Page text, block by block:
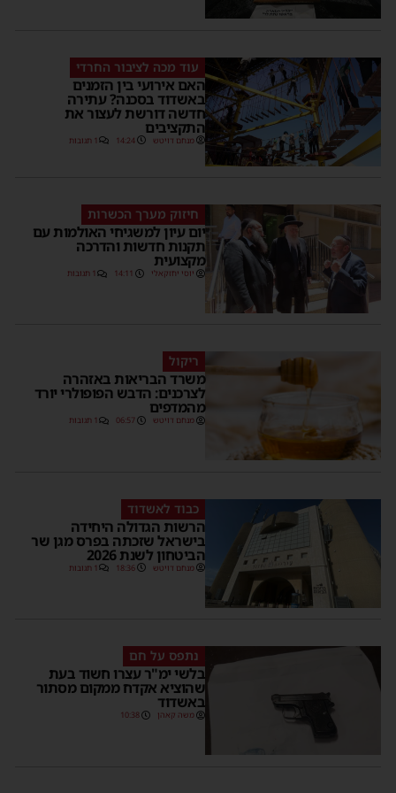
עוד מכה לציבור החרדי
האם אירועי בין הזמנים
באשדוד בסכנה? עתירה
חדשה דורשת לעצור את
התקציבים
מנחם דויטש 14:24 1 תגובות
חיזוק מערך הכשרות
יום עיון למשגיחי האולמות עם
תקנות חדשות והדרכה
מקצועית
יוסי יחזקאלי 14:11 1 תגובות
ריקול
משרד הבריאות באזהרה
לצרכנים: הדבש הפופולרי יורד
מהמדפים
מנחם דויטש 06:57 1 תגובות
כבוד לאשדוד
הרשות הגדולה היחידה
בישראל שזכתה בפרס מגן שר
הביטחון לשנת 2026
מנחם דויטש 18:36 1 תגובות
נתפס על חם
בלשי ימ"ר עצרו חשוד בעת
שהוציא אקדח ממקום מסתור
באשדוד
משה קאהן 10:38